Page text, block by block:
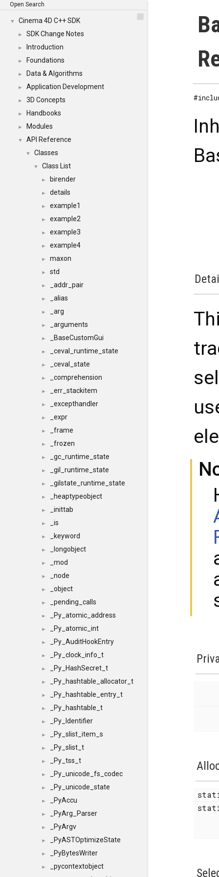
Open Search
▼ Cinema 4D C++ SDK
► SDK Change Notes
► Introduction
► Foundations
► Data & Algorithms
► Application Development
► 3D Concepts
► Handbooks
► Modules
▼ API Reference
▼ Classes
▼ Class List
► birender
► details
► example1
► example2
► example3
► example4
► maxon
► std
► _addr_pair
► _alias
► _arg
► _arguments
► _BaseCustomGui
► _ceval_runtime_state
► _ceval_state
► _comprehension
► _err_stackitem
► _excepthandler
► _expr
► _frame
► _frozen
► _gc_runtime_state
► _gil_runtime_state
► _gilstate_runtime_state
► _heaptypeobject
► _inittab
► _is
► _keyword
► _longobject
► _mod
► _node
► _object
► _pending_calls
► _Py_atomic_address
► _Py_atomic_int
► _Py_AuditHookEntry
► _Py_clock_info_t
► _Py_HashSecret_t
► _Py_hashtable_allocator_t
► _Py_hashtable_entry_t
► _Py_hashtable_t
► _Py_Identifier
► _Py_slist_item_s
► _Py_slist_t
► _Py_tss_t
► _Py_unicode_fs_codec
► _Py_unicode_state
► _PyAccu
► _PyArg_Parser
► _PyArgv
► _PyASTOptimizeState
► _PyBytesWriter
►
_pycontextobject